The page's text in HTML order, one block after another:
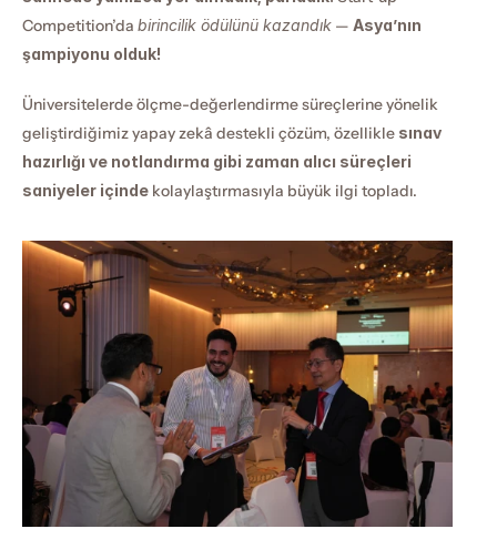
Competition’da birincilik ödülünü kazandık — Asya’nın
şampiyonu olduk!
Üniversitelerde ölçme-değerlendirme süreçlerine yönelik
geliştirdiğimiz yapay zekâ destekli çözüm, özellikle sınav
hazırlığı ve notlandırma gibi zaman alıcı süreçleri
saniyeler içinde kolaylaştırmasıyla büyük ilgi topladı.